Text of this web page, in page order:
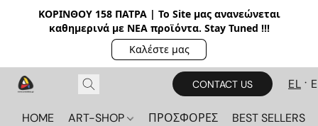
ΚΟΡΙΝΘΟΥ 158 ΠΑΤΡΑ | Το Site μας ανανεώνεται
καθημερινά με ΝΕΑ προϊόντα. Stay Tuned !!!
Καλέστε μας
CONTACT US EL
HOME ART-SHOP ΠΡΟΣΦΟΡΕΣ BEST SELLERS